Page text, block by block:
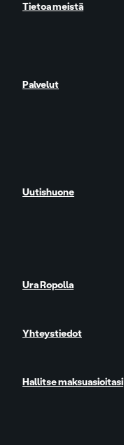
Tietoa meistä
Palvelut
Uutishuone
Ura Ropolla
Yhteystiedot
Hallitse maksuasioitasi